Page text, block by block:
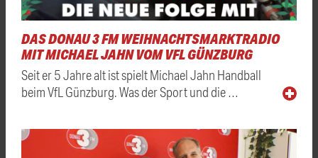
DAS DONAU 3 FM WEIHNACHTSMARKTRADIO
MIT MICHAEL JAHN VOM VFL GÜNZBURG
Seit er 5 Jahre alt ist spielt Michael Jahn Handball
beim VfL Günzburg. Was der Sport und die …